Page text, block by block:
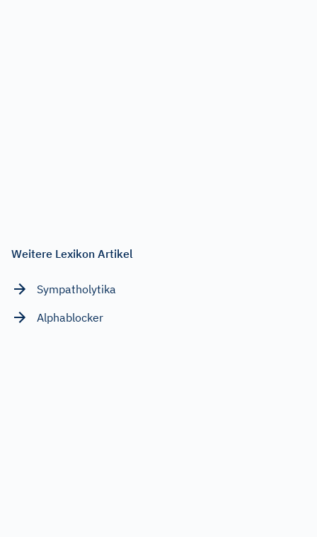
Weitere Lexikon Artikel
Sympatholytika
Alphablocker